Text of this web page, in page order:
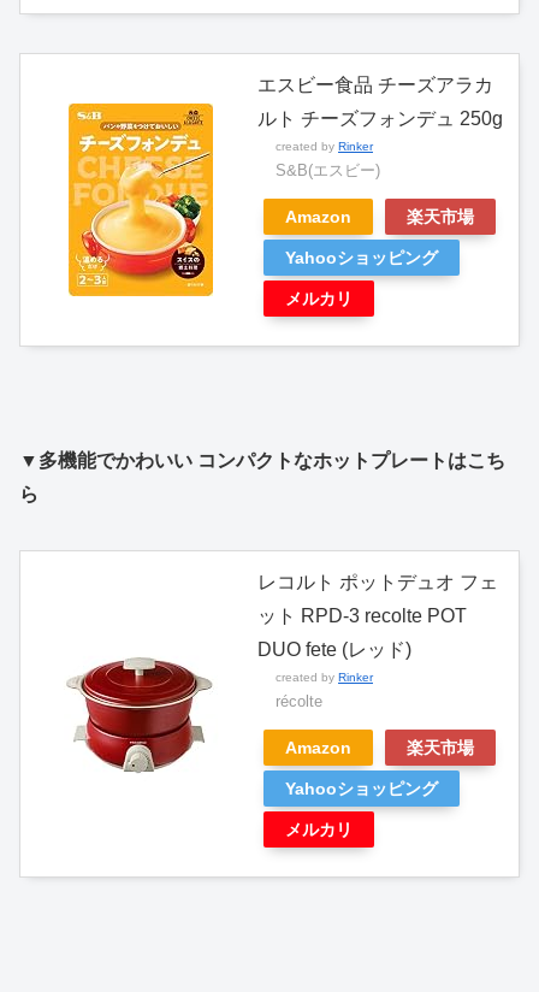
エスビー食品 チーズアラカ
ルト チーズフォンデュ 250g
created by Rinker
S&B(エスビー)
Amazon 楽天市場
Yahooショッピング
メルカリ
▼多機能でかわいい コンパクトなホットプレートはこち
ら
レコルト ポットデュオ フェ
ット RPD-3 recolte POT
DUO fete (レッド)
created by Rinker
récolte
Amazon 楽天市場
Yahooショッピング
メルカリ